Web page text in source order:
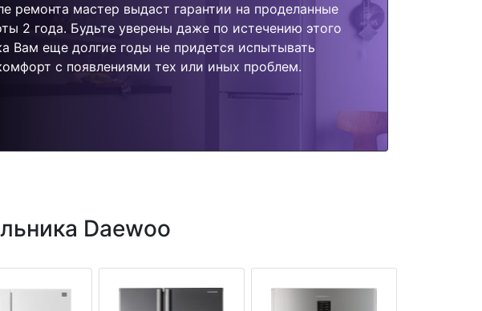
ремонта мастер выдаст гарантии на проделанные
2 года. Будьте уверены даже по истечению этого
Вам еще долгие годы не придется испытывать
с появлениями тех или иных проблем.
Daewoo